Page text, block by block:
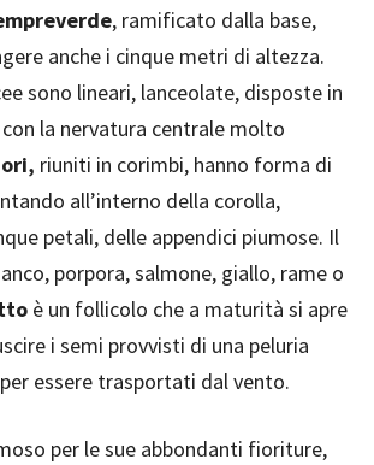
, ramificato dalla base,
anche i cinque metri di altezza.
sono lineari, lanceolate, disposte in
la nervatura centrale molto
riuniti in corimbi, hanno forma di
all’interno della corolla,
petali, delle appendici piumose. Il
porpora, salmone, giallo, rame o
è un follicolo che a maturità si apre
i semi provvisti di una peluria
essere trasportati dal vento.
per le sue abbondanti fioriture,